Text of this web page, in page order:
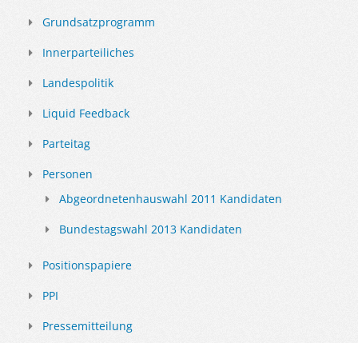
Grundsatzprogramm
Innerparteiliches
Landespolitik
Liquid Feedback
Parteitag
Personen
Abgeordnetenhauswahl 2011 Kandidaten
Bundestagswahl 2013 Kandidaten
Positionspapiere
PPI
Pressemitteilung